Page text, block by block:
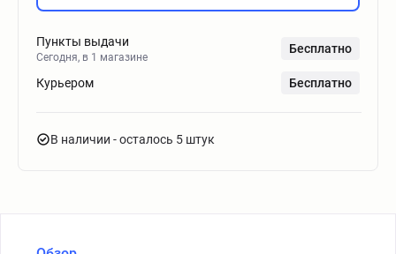
Пункты выдачи
Сегодня, в 1 магазине
Бесплатно
Курьером Бесплатно
В наличии - осталось 5 штук